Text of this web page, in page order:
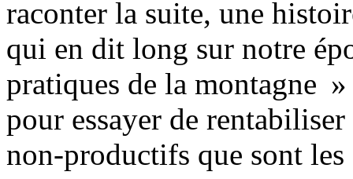
raconter la suite, une
qui en dit long sur notre
pratiques de la montagne
pour essayer de
non-productifs que sont les